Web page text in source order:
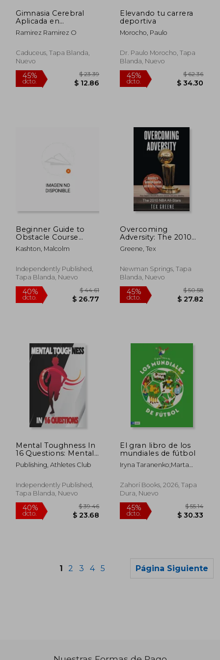
40%
dcto.
45% 45%
Gimnasia Cerebral
Aplicada en
Estrategias Didacti
Ramirez Ramirez O
Caduceus, Tapa Blanda,
Nuevo
Elevando tu carrera
deportiva
Morocho, Paulo
Dr. Paulo Morocho, Tapa
Blanda, Nuevo
Beginner Guide to
Obstacle Course
Racing Training:
Ultimate Guide To
And Success
Strategies For
Runs To Boost Agi
(en Inglés)
Kashton, Malcolm
Independently Published,
Tapa Blanda, Nuevo
Overcoming
Adversity: The 2010
NBA All-Stars (en
Inglés)
Greene, Tex
Newman Springs, Tapa
Blanda, Nuevo
Mental Toughness In
16 Questions: Mental
Training For Runners,
Mental Toughness
(en Inglés)
Publishing, Athletes Club
Independently Published,
Tapa Blanda, Nuevo
El gran libro de los
mundiales de fútbol
Iryna Taranenko;Marta
Vorobiova;Anna Plotka
Zahorí Books, 2026, Tapa
Dura, Nuevo
1 2 3 4 5 Página Siguiente